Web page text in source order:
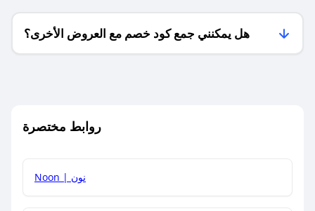
هل يمكنني جمع كود خصم مع العروض الأخرى؟
روابط مختصرة
Noon | نون